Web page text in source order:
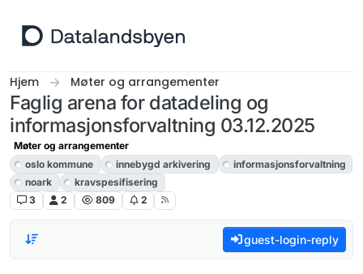
Hjem Møter og arrangementer
Faglig arena for datadeling og
informasjonsforvaltning 03.12.2025
Møter og arrangementer
oslo kommune
innebygd arkivering
informasjonsforvaltning
noark
kravspesifisering
3
2 809 2
guest-login-reply